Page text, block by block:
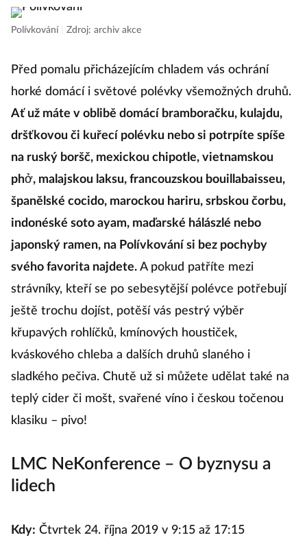
Polívkování Zdroj: archiv akce
Před pomalu přicházejícím chladem vás ochrání
horké domácí i světové polévky všemožných druhů.
Ať už máte v oblibě domácí bramboračku, kulajdu,
dršťkovou či kuřecí polévku nebo si potrpíte spíše
na ruský boršč, mexickou chipotle, vietnamskou
phở, malajskou laksu, francouzskou bouillabaisseu,
španělské cocido, marockou hariru, srbskou čorbu,
indonéské soto ayam, maďarské hálászlé nebo
japonský ramen, na Polívkování si bez pochyby
svého favorita najdete. A pokud patříte mezi
strávníky, kteří se po sebesytější polévce potřebují
ještě trochu dojíst, potěší vás pestrý výběr
křupavých rohlíčků, kmínových houstiček,
kváskového chleba a dalších druhů slaného i
sladkého pečiva. Chutě už si můžete udělat také na
teplý cider či mošt, svařené víno i českou točenou
klasiku – pivo!
LMC NeKonference – O byznysu a
lidech
Kdy: Čtvrtek 24. října 2019 v 9:15 až 17:15